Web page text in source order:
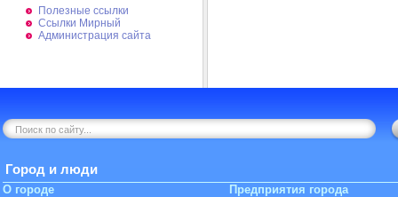
Полезные ссылки
Ссылки Мирный
Администрация сайта
Город и люди
О городе Предприятия города